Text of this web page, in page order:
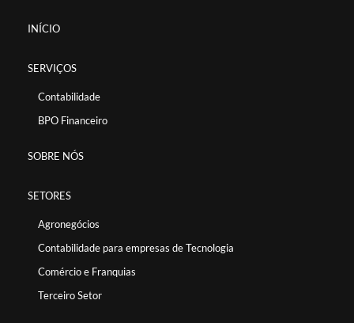
INÍCIO
SERVIÇOS
Contabilidade
BPO Financeiro
SOBRE NÓS
SETORES
Agronegócios
Contabilidade para empresas de Tecnologia
Comércio e Franquias
Terceiro Setor